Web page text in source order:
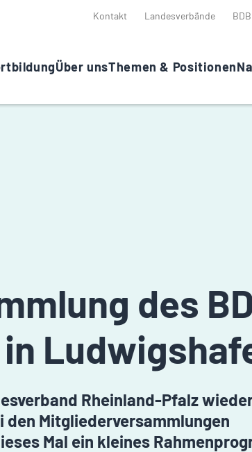
Kontakt Landesverbände
Über unsThemen & Positionen
des
Rheinland-Pfalz
den Mitgliederversammlungen
Mal ein kleines